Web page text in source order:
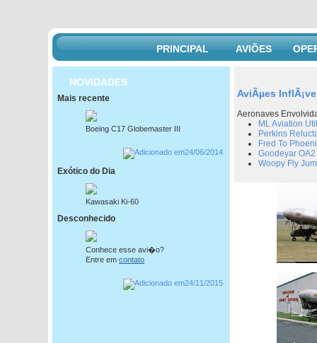
PRINCIPAL AVIÕES
AviÃµes
Aeronaves
ML Aviation
Perkins
Fred To
Goodeyar
Woopy Fly
NOVIDADES
Mais recente
Boeing C17 Globemaster III
24/06/2014
Exótico do Dia
Kawasaki Ki-60
Desconhecido
Conhece esse avi�o?
Entre em contato
24/11/2015